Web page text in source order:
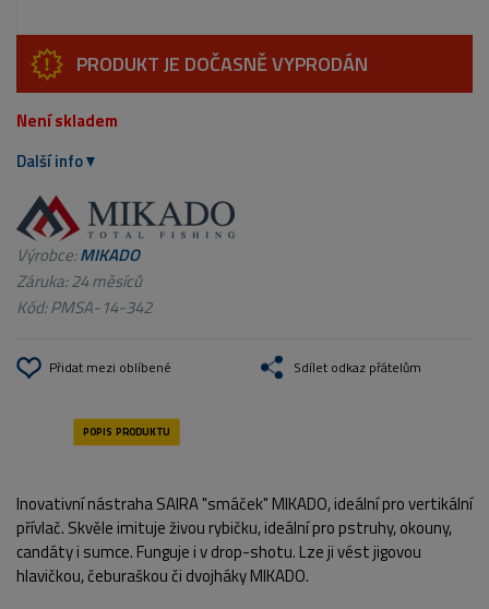
PRODUKT JE DOČASNĚ VYPRODÁN
Není skladem
Další info
Výrobce:MIKADO
Záruka: 24 měsíců
Kód:PMSA-14-342
Přidat mezi oblíbené Sdílet odkaz přátelům
Inovativní nástraha SAIRA "smáček" MIKADO, ideální pro vertikální
přívlač. Skvěle imituje živou rybičku, ideální pro pstruhy, okouny,
candáty i sumce. Funguje i v drop-shotu. Lze ji vést jigovou
hlavičkou, čeburaškou či dvojháky MIKADO.